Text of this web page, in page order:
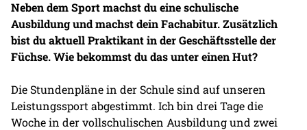
Neben dem Sport machst du eine schulische
Ausbildung und machst dein Fachabitur. Zusätzlich
bist du aktuell Praktikant in der Geschäftsstelle der
Füchse. Wie bekommst du das unter einen Hut?
Die Stundenpläne in der Schule sind auf unseren
Leistungssport abgestimmt. Ich bin drei Tage die
Woche in der vollschulischen Ausbildung und zwei